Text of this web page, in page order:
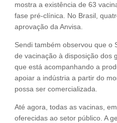
mostra a existência de 63
fase pré-clínica. No Brasil,
aprovação da Anvisa.
Sendi também observou que o
de vacinação à disposição dos
que está acompanhando a
apoiar a indústria a partir do
possa ser comercializada.
Até agora, todas as vacinas,
oferecidas ao setor público. A